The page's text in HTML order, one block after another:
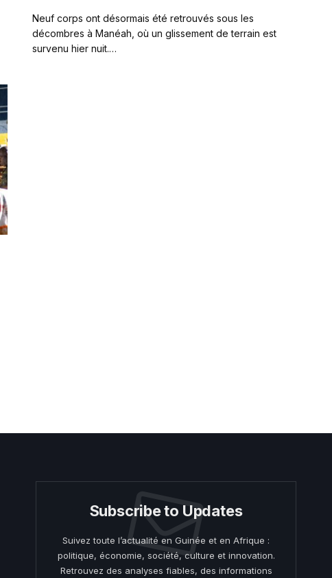
Neuf corps ont désormais été retrouvés sous les
décombres à Manéah, où un glissement de terrain est
survenu hier nuit.…
Subscribe to Updates
Suivez toute l’actualité en Guinée et en Afrique :
politique, économie, société, culture et innovation.
Retrouvez des analyses fiables, des informations